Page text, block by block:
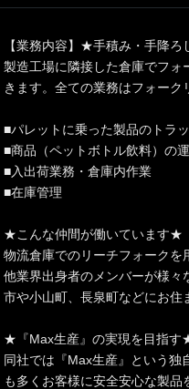
【業務内容】★手積み・手降
製造工場に隣接した倉庫でフ
きます。全ての業務はフォーク
■パレットに乗った製品のトラ
■商品（ペットボトル飲料）の
■入出荷業務・倉庫内作業
■在庫管理
★こんな仲間が働いています★
物流倉庫でのリーチフォークを
他業界出身者のメンバーが様
市や小山町、長泉町などにお住
★『Max生産』の実現を目指す
同社では『Max生産』という独
も多くお客様に安全安心な製品